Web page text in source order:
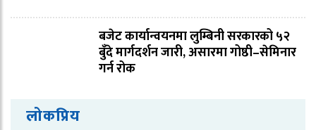
बजेट कार्यान्वयनमा लुम्बिनी सरकारको ५२
बुँदे मार्गदर्शन जारी, असारमा गोष्ठी–सेमिनार
गर्न रोक
लोकप्रिय